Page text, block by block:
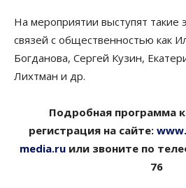
На мероприятии выступят такие
связей с общественностью как
Богданова, Сергей Кузин,
Лихтман и др.
Подробная программа
регистрация на сайте:
media.ruили звоните по
76